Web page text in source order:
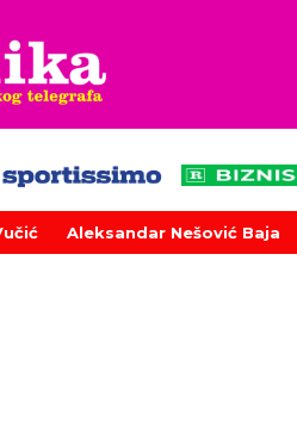
Aleksandar Nešović Baja